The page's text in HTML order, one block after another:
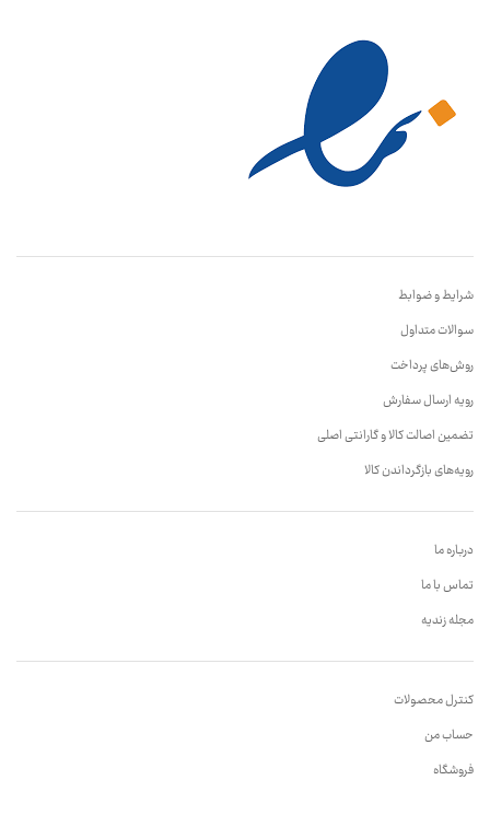
شرایط و ضوابط
سوالات متداول
روش‌های پرداخت
رویه ارسال سفارش
تضمین اصالت کالا و گارانتی اصلی
رویه‌های بازگرداندن کالا
درباره ما
تماس با ما
مجله زندیه
کنترل محصولات
حساب من
فروشگاه